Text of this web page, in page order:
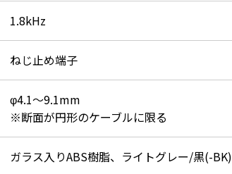
1.8kHz
ねじ止め端子
φ4.1～9.1mm
※断面が円形のケーブルに限る
ガラス入りABS樹脂、ライトグレー/黒(-BK)